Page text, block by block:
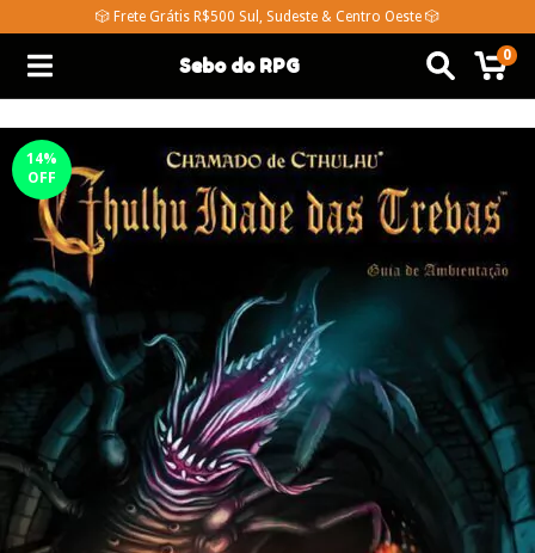
🎲 Frete Grátis R$500 Sul, Sudeste & Centro Oeste 🎲
Sebo do RPG 0
14%
OFF